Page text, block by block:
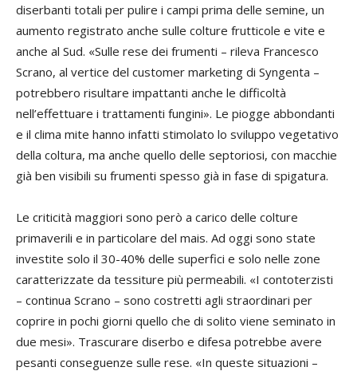
diserbanti totali per pulire i campi prima delle semine, un
aumento registrato anche sulle colture frutticole e vite e
anche al Sud. «Sulle rese dei frumenti – rileva Francesco
Scrano, al vertice del customer marketing di Syngenta –
potrebbero risultare impattanti anche le difficoltà
nell’effettuare i trattamenti fungini». Le piogge abbondanti
e il clima mite hanno infatti stimolato lo sviluppo vegetativo
della coltura, ma anche quello delle septoriosi, con macchie
già ben visibili su frumenti spesso già in fase di spigatura.
Le criticità maggiori sono però a carico delle colture
primaverili e in particolare del mais. Ad oggi sono state
investite solo il 30-40% delle superfici e solo nelle zone
caratterizzate da tessiture più permeabili. «I contoterzisti
– continua Scrano – sono costretti agli straordinari per
coprire in pochi giorni quello che di solito viene seminato in
due mesi». Trascurare diserbo e difesa potrebbe avere
pesanti conseguenze sulle rese. «In queste situazioni –